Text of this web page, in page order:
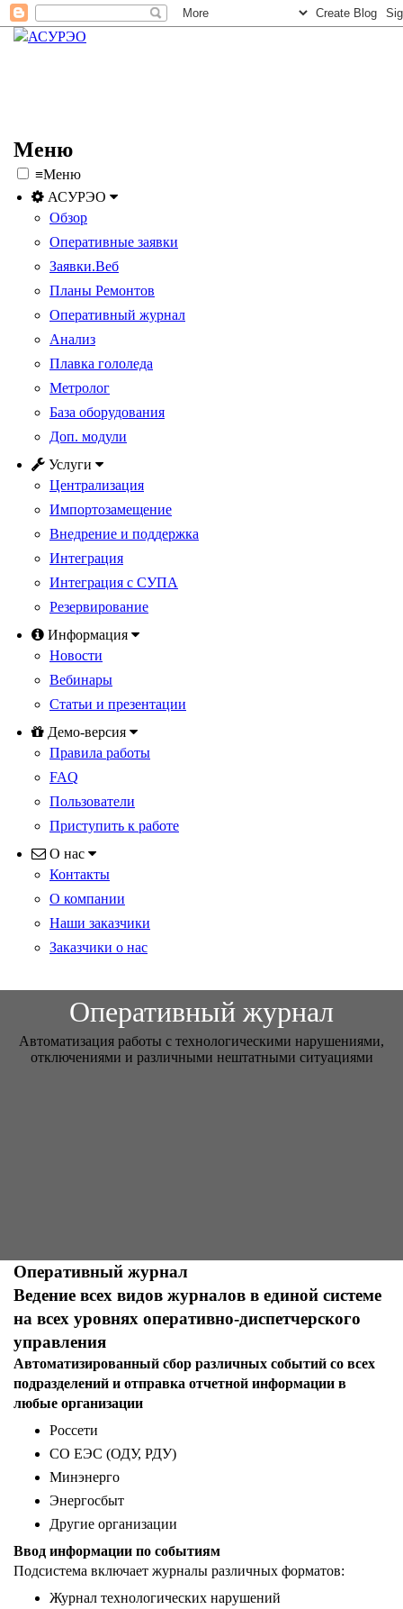
Меню
≡Меню
АСУРЭО
Обзор
Оперативные заявки
Заявки.Веб
Планы Ремонтов
Оперативный журнал
Анализ
Плавка гололеда
Метролог
База оборудования
Доп. модули
Услуги
Централизация
Импортозамещение
Внедрение и поддержка
Интеграция
Интеграция с СУПА
Резервирование
Информация
Новости
Вебинары
Статьи и презентации
Демо-версия
Правила работы
FAQ
Пользователи
Приступить к работе
О нас
Контакты
О компании
Наши заказчики
Заказчики о нас
Оперативный журнал
Автоматизация работы с технологическими нарушениями,
отключениями и различными нештатными ситуациями
Оперативный журнал
Ведение всех видов журналов в единой системе
на всех уровнях оперативно-диспетчерского
управления
Автоматизированный сбор различных событий со всех
подразделений и отправка отчетной информации в
любые организации
Россети
СО ЕЭС (ОДУ, РДУ)
Минэнерго
Энергосбыт
Другие организации
Ввод информации по событиям
Подсистема включает журналы различных форматов:
Журнал технологических нарушений